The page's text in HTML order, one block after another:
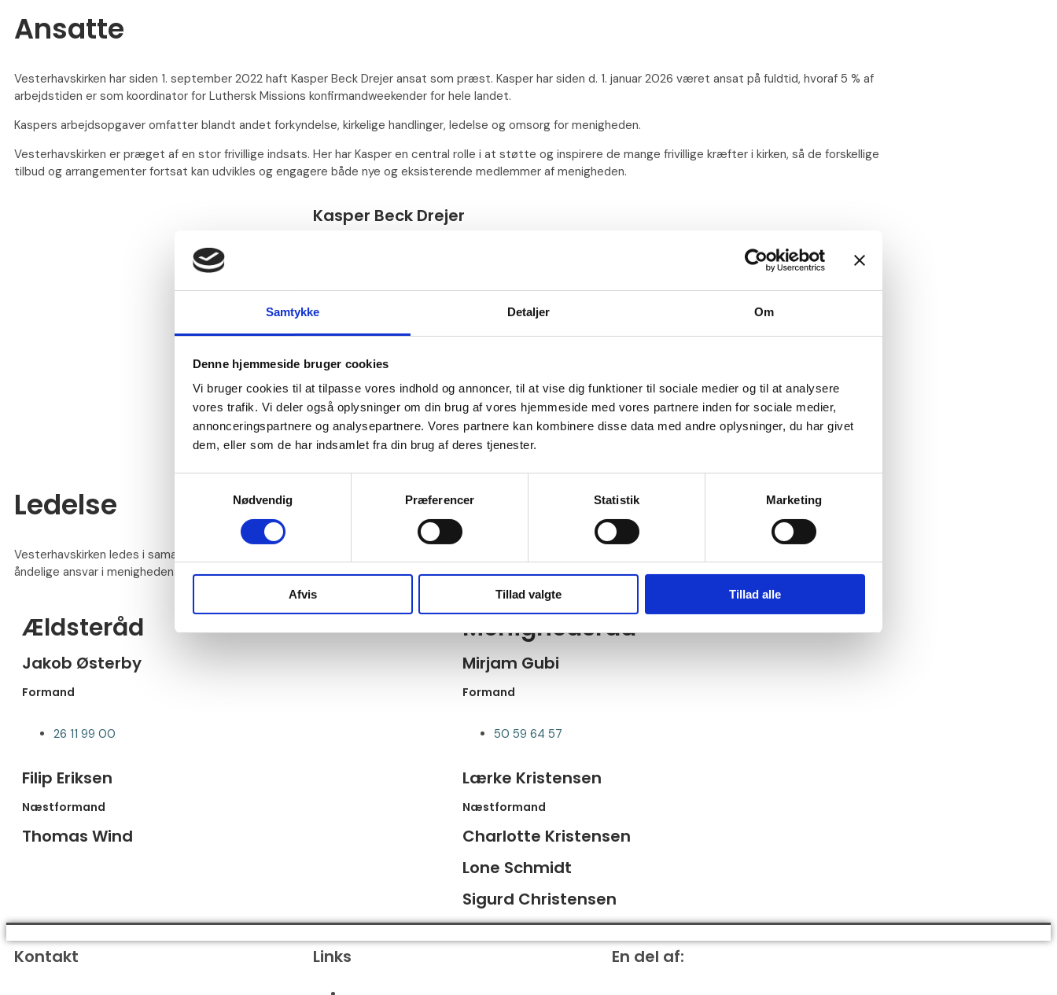
Samtykke Detaljer Om
Denne hjemmeside bruger cookies
Vi bruger cookies til at tilpasse vores indhold og annoncer, til at vise dig funktioner til sociale medier og til at analysere
vores trafik. Vi deler også oplysninger om din brug af vores hjemmeside med vores partnere inden for sociale medier,
annonceringspartnere og analysepartnere. Vores partnere kan kombinere disse data med andre oplysninger, du har givet
dem, eller som de har indsamlet fra din brug af deres tjenester.
Nødvendig
Præferencer Statistik Marketing
Afvis Tillad valgte Tillad alle
Ansatte
Vesterhavskirken har siden 1. september 2022 haft Kasper Beck Drejer ansat som præst. Kasper har siden d. 1. januar 2026 været ansat på fuldtid, hvoraf 5 % af
arbejdstiden er som koordinator for Luthersk Missions konfirmandweekender for hele landet.
Kaspers arbejdsopgaver omfatter blandt andet forkyndelse, kirkelige handlinger, ledelse og omsorg for menigheden.
Vesterhavskirken er præget af en stor frivillige indsats. Her har Kasper en central rolle i at støtte og inspirere de mange frivillige kræfter i kirken, så de forskellige
tilbud og arrangementer fortsat kan udvikles og engagere både nye og eksisterende medlemmer af menigheden.
Kasper Beck Drejer
51 94 84 23
Forkyndelse, gudstjenesteledelse og kirkelige handlinger
Menighedspleje, diakoni og opsøgende arbejde
Understøtte og udvikle den frivillige indsats
Ledelse
Ledelse
Vesterhavskirken ledes i samarbejde med præsten af et ældsteråd og menighedsråd. Menighedens øverste ledelse er ældsterådet, som har det overordnede
åndelige ansvar i menigheden. Menighedsrådet er ansvarlig for den daglige ledelse og menighedens aktiviteter.
Ældsteråd
Jakob Østerby
Formand
26 11 99 00
Filip Eriksen
Næstformand
Thomas Wind
Menighedsråd
Mirjam Gubi
Formand
50 59 64 57
Lærke Kristensen
Næstformand
Charlotte Kristensen
Lone Schmidt
Sigurd Christensen
Kontakt Links En del af: